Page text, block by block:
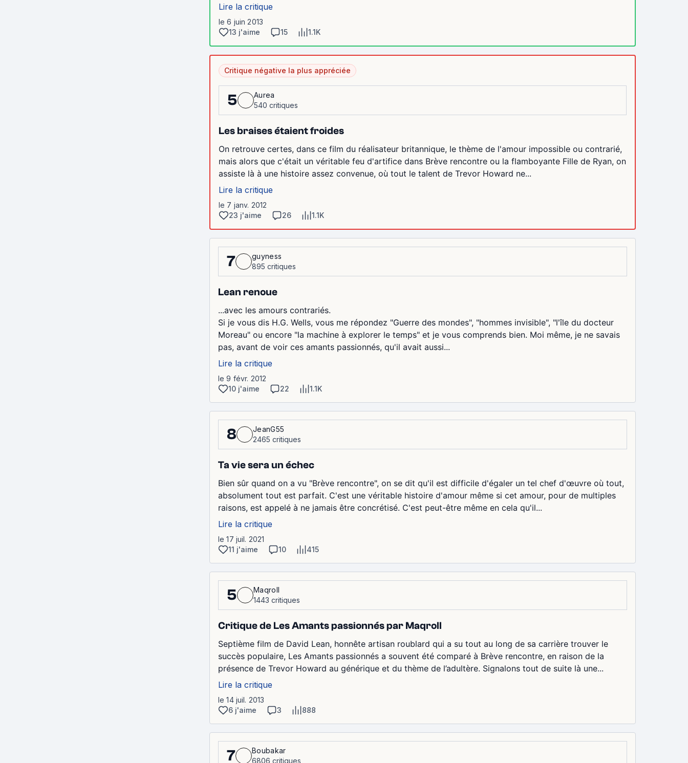
Lire la critique
le 6 juin 2013
13 j'aime
15 1.1K
Critique négative la plus appréciée
5
Aurea
540 critiques
Les braises étaient froides
On retrouve certes, dans ce film du réalisateur britannique, le thème de l'amour impossible ou contrarié,
mais alors que c'était un véritable feu d'artifice dans Brève rencontre ou la flamboyante Fille de Ryan, on
assiste là à une histoire assez convenue, où tout le talent de Trevor Howard ne...
Lire la critique
le 7 janv. 2012
23 j'aime
26 1.1K
7
guyness
895 critiques
Lean renoue
...avec les amours contrariés.
Si je vous dis H.G. Wells, vous me répondez "Guerre des mondes", "hommes invisible", "l'île du docteur
Moreau" ou encore "la machine à explorer le temps" et je vous comprends bien. Moi même, je ne savais
pas, avant de voir ces amants passionnés, qu'il avait aussi...
Lire la critique
le 9 févr. 2012
10 j'aime
22 1.1K
8
JeanG55
2465 critiques
Ta vie sera un échec
Bien sûr quand on a vu "Brève rencontre", on se dit qu'il est difficile d'égaler un tel chef d'œuvre où tout,
absolument tout est parfait. C'est une véritable histoire d'amour même si cet amour, pour de multiples
raisons, est appelé à ne jamais être concrétisé. C'est peut-être même en cela qu'il...
Lire la critique
le 17 juil. 2021
11 j'aime
10 415
5
Maqroll
1443 critiques
Critique de Les Amants passionnés par Maqroll
Septième film de David Lean, honnête artisan roublard qui a su tout au long de sa carrière trouver le
succès populaire, Les Amants passionnés a souvent été comparé à Brève rencontre, en raison de la
présence de Trevor Howard au générique et du thème de l’adultère. Signalons tout de suite là une...
Lire la critique
le 14 juil. 2013
6 j'aime
3 888
7
Boubakar
6806 critiques